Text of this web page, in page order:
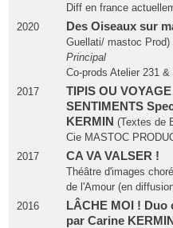
Diff en france
2020
Des Oiseaux sur
Guellati/ mastoc
Principal
Co-prods Atelier 231
2017
TIPIS OU
SENTIMENTS
KERMIN (Textes de
Cie MASTOC
2017
CA VA VALSER !
Théâtre d'images
de l'Amour (en
2016
LÂCHE MOI !
par Carine